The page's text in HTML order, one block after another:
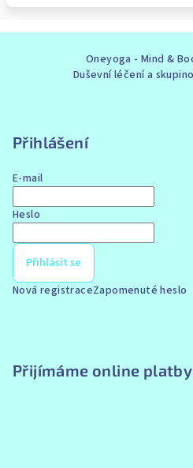
Oneyoga - Mind &
Duševní léčení a
Přihlášení
E-mail
Heslo
Přihlásit se
Nová registraceZapomenuté heslo
Přijímáme online platby